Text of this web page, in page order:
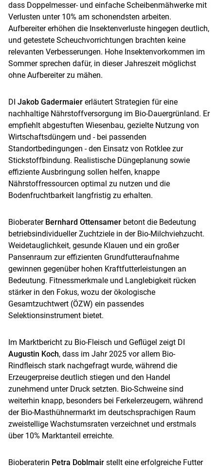
dass Doppelmesser- und einfache Scheibenmähwerke mit
Verlusten unter 10% am schonendsten arbeiten.
Aufbereiter erhöhen die Insektenverluste hingegen deutlich,
und getestete Scheuchvorrichtungen brachten keine
relevanten Verbesserungen. Hohe Insektenvorkommen im
Sommer sprechen dafür, in dieser Jahreszeit möglichst
ohne Aufbereiter zu mähen.
DI Jakob Gadermaier erläutert Strategien für eine
nachhaltige Nährstoffversorgung im Bio-Dauergrünland. Er
empfiehlt abgestuften Wiesenbau, gezielte Nutzung von
Wirtschaftsdüngern und - bei passenden
Standortbedingungen - den Einsatz von Rotklee zur
Stickstoffbindung. Realistische Düngeplanung sowie
effiziente Ausbringung sollen helfen, knappe
Nährstoffressourcen optimal zu nutzen und die
Bodenfruchtbarkeit langfristig zu erhalten.
Bioberater Bernhard Ottensamer betont die Bedeutung
betriebsindividueller Zuchtziele in der Bio-Milchviehzucht.
Weidetauglichkeit, gesunde Klauen und ein großer
Pansenraum zur effizienten Grundfutteraufnahme
gewinnen gegenüber hohen Kraftfutterleistungen an
Bedeutung. Fitnessmerkmale und Langlebigkeit rücken
stärker in den Fokus, wozu der ökologische
Gesamtzuchtwert (ÖZW) ein passendes
Selektionsinstrument bietet.
Im Marktbericht zu Bio-Fleisch und Geflügel zeigt DI
Augustin Koch, dass im Jahr 2025 vor allem Bio-
Rindfleisch stark nachgefragt wurde, während die
Erzeugerpreise deutlich stiegen und den Handel
zunehmend unter Druck setzten. Bio-Schweine sind
weiterhin knapp, besonders bei Ferkelerzeugern, während
der Bio-Masthühnermarkt im deutschsprachigen Raum
zweistellige Wachstumsraten verzeichnet und erstmals
über 10% Marktanteil erreichte.
Bioberaterin Petra Doblmairstellt eine erfolgreiche Futter